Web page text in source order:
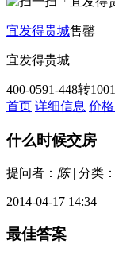
宜发得贵城售罄
宜发得贵城
400-0591-448转
首页 详细信息 价
什么时候交房
提问者： 陈| 分类
2014-04-17 14:34
最佳答案